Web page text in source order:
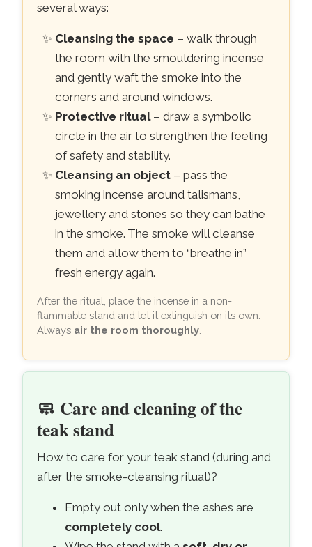
several ways:
Cleansing the space – walk through
the room with the smouldering incense
and gently waft the smoke into the
corners and around windows.
Protective ritual– draw a symbolic
circle in the air to strengthen the feeling
of safety and stability.
Cleansing an object– pass the
smoking incense around talismans,
jewellery and stones so they can bathe
in the smoke. The smoke will cleanse
them and allow them to “breathe in”
fresh energy again.
After the ritual, place the incense in a non-
flammable stand and let it extinguish on its own.
Always air the room thoroughly.
🧼 Care and cleaning of the
teak stand
How to care for your teak stand (during and
after the smoke-cleansing ritual)?
Empty out only when the ashes are
completely cool.